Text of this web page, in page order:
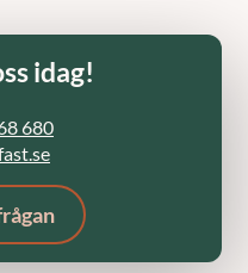
idag!
680